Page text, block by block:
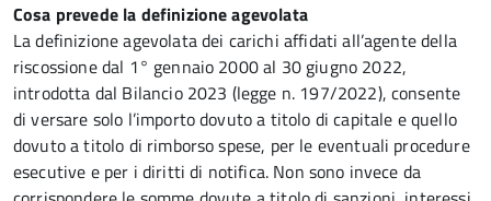
Cosa prevede la definizione agevolata
La definizione agevolata dei carichi affidati all’agente della
riscossione dal 1° gennaio 2000 al 30 giugno 2022,
introdotta dal Bilancio 2023 (legge n. 197/2022), consente
di versare solo l’importo dovuto a titolo di capitale e quello
dovuto a titolo di rimborso spese, per le eventuali procedure
esecutive e per i diritti di notifica. Non sono invece da